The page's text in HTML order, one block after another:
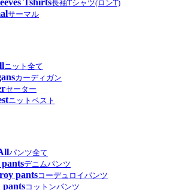
Tshirts長袖Tシャツ(ロンT)
サーマル
ニット全て
カーディガン
セーター
ニットベスト
パンツ全て
デニムパンツ
pantsコーデュロイパンツ
pantsコットンパンツ